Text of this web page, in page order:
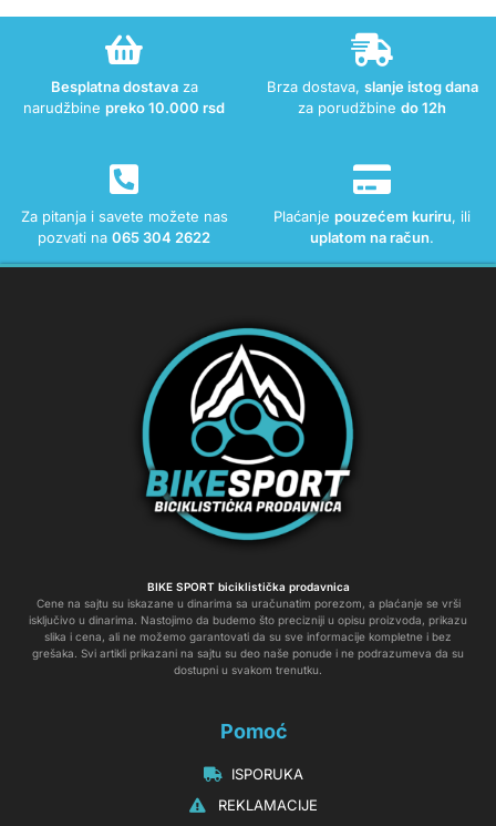
Besplatna dostavaza
narudžbine preko 10.000 rsd
Brza dostava, slanje istog dana
za porudžbine do 12h
Za pitanja i savete možete nas
pozvati na 065 304 2622
Plaćanje pouzećem kuriru, ili
uplatom na račun.
BIKE SPORT biciklistička prodavnica
Cene na sajtu su iskazane u dinarima sa uračunatim porezom, a plaćanje se vrši
isključivo u dinarima. Nastojimo da budemo što precizniji u opisu proizvoda, prikazu
slika i cena, ali ne možemo garantovati da su sve informacije kompletne i bez
grešaka. Svi artikli prikazani na sajtu su deo naše ponude i ne podrazumeva da su
dostupni u svakom trenutku.
Pomoć
‏‏‎‏‏‎ ‎ISPORUKA
‏‏‏‏‎ ‎‎‎‎‎‎REKLAMACIJE‎‎‎